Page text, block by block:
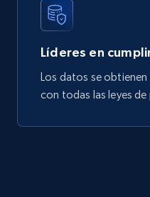
Líderes en
Los datos se
con todas las leyes de